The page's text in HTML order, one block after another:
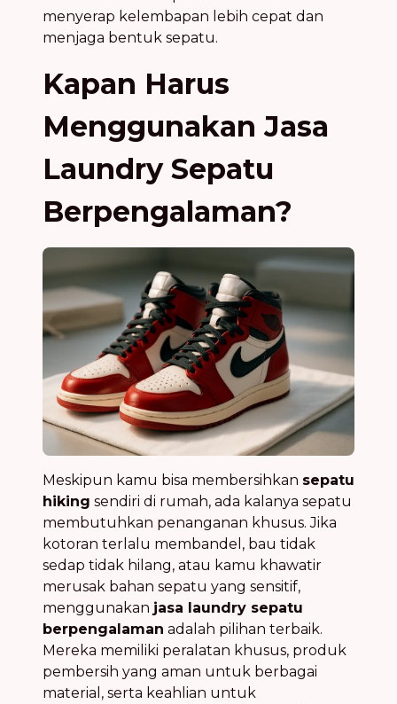
menyerap kelembapan lebih cepat dan
menjaga bentuk sepatu.
Kapan Harus
Menggunakan Jasa
Laundry Sepatu
Berpengalaman?
Meskipun kamu bisa membersihkan sepatu
hiking sendiri di rumah, ada kalanya sepatu
membutuhkan penanganan khusus. Jika
kotoran terlalu membandel, bau tidak
sedap tidak hilang, atau kamu khawatir
merusak bahan sepatu yang sensitif,
menggunakan jasa laundry sepatu
berpengalaman adalah pilihan terbaik.
Mereka memiliki peralatan khusus, produk
pembersih yang aman untuk berbagai
material, serta keahlian untuk